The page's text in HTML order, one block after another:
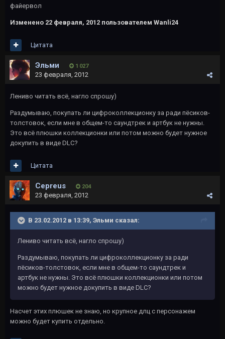
файервол
Изменено 22 февраля, 2012 пользователем Wanli24
Цитата
Эльми 1 027
23 февраля, 2012
Лениво читать всё, нагло спрошу)
Раздумываю, покупать ли цифроколлекционку за ради пёсиков-
толстовок, если мне в общем-то саундтрек и артбук не нужны.
Это всё плюшки коллекционки или потом можно будет нужное
докупить в виде DLC?
Цитата
Cepreus 204
23 февраля, 2012
В 23.02.2012 в 13:39, Эльми сказал:
Лениво читать всё, нагло спрошу)
Раздумываю, покупать ли цифроколлекционку за ради
пёсиков-толстовок, если мне в общем-то саундтрек и
артбук не нужны. Это всё плюшки коллекционки или потом
можно будет нужное докупить в виде DLC?
Насчет этих плюшек не знаю, но крупное длц с персонажем
можно будет купить отдельно.